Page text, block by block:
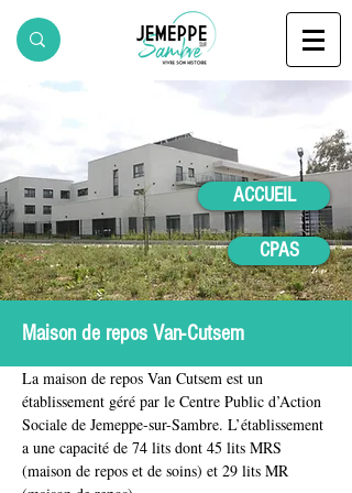
ACCUEIL
CPAS
Maison de repos Van-Cutsem
La maison de repos Van Cutsem est un
établissement géré par le Centre Public d’Action
Sociale de Jemeppe-sur-Sambre. L’établissement
a une capacité de 74 lits dont 45 lits MRS
(maison de repos et de soins) et 29 lits MR